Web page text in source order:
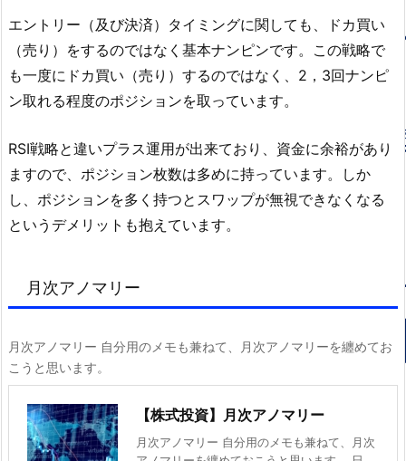
エントリー（及び決済）タイミングに関しても、ドカ買い
（売り）をするのではなく基本ナンピンです。この戦略で
も一度にドカ買い（売り）するのではなく、2，3回ナンピ
ン取れる程度のポジションを取っています。
RSI戦略と違いプラス運用が出来ており、資金に余裕があり
ますので、ポジション枚数は多めに持っています。しか
し、ポジションを多く持つとスワップが無視できなくなる
というデメリットも抱えています。
月次アノマリー
月次アノマリー 自分用のメモも兼ねて、月次アノマリーを纏めてお
こうと思います。
【株式投資】月次アノマリー
月次アノマリー 自分用のメモも兼ねて、月次